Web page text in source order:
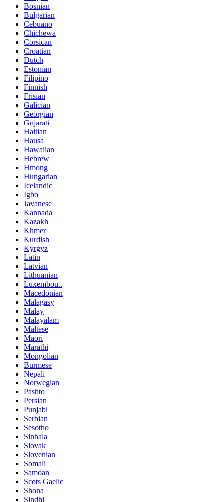
Bosnian
Bulgarian
Cebuano
Chichewa
Corsican
Croatian
Dutch
Estonian
Filipino
Finnish
Frisian
Galician
Georgian
Gujarati
Haitian
Hausa
Hawaiian
Hebrew
Hmong
Hungarian
Icelandic
Igbo
Javanese
Kannada
Kazakh
Khmer
Kurdish
Kyrgyz
Latin
Latvian
Lithuanian
Luxembou..
Macedonian
Malagasy
Malay
Malayalam
Maltese
Maori
Marathi
Mongolian
Burmese
Nepali
Norwegian
Pashto
Persian
Punjabi
Serbian
Sesotho
Sinhala
Slovak
Slovenian
Somali
Samoan
Scots Gaelic
Shona
Sindhi